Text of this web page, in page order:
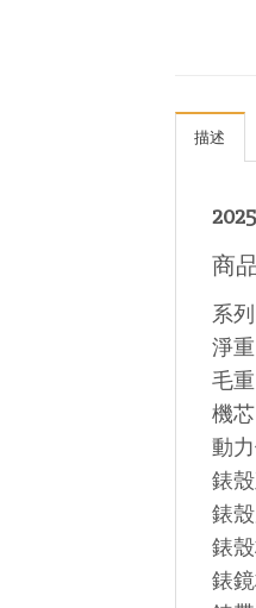
描述
商
系
淨
毛
機
動
錶
錶
錶
錶